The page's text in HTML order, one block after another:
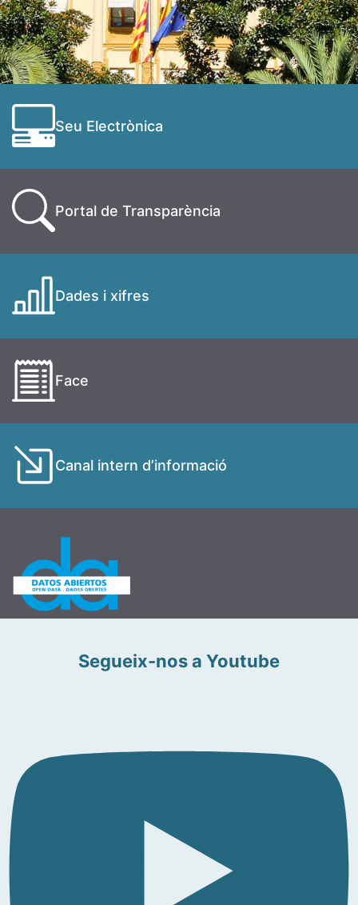
Seu Electrònica
Portal de Transparència
Dades i xifres
Face
Canal intern d’informació
Segueix-nos a Youtube